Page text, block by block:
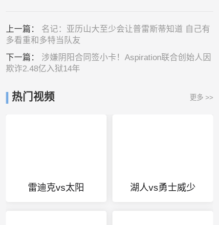
上一篇： 名记：亚历山大至少会让普雷斯蒂知道 自己有
多看重和多特当队友
下一篇： 涉嫌阴阳合同签小卡！Aspiration联合创始人因
欺诈2.48亿入狱14年
热门视频 更多 >>
雷迪克vs太阳 湖人vs勇士威少